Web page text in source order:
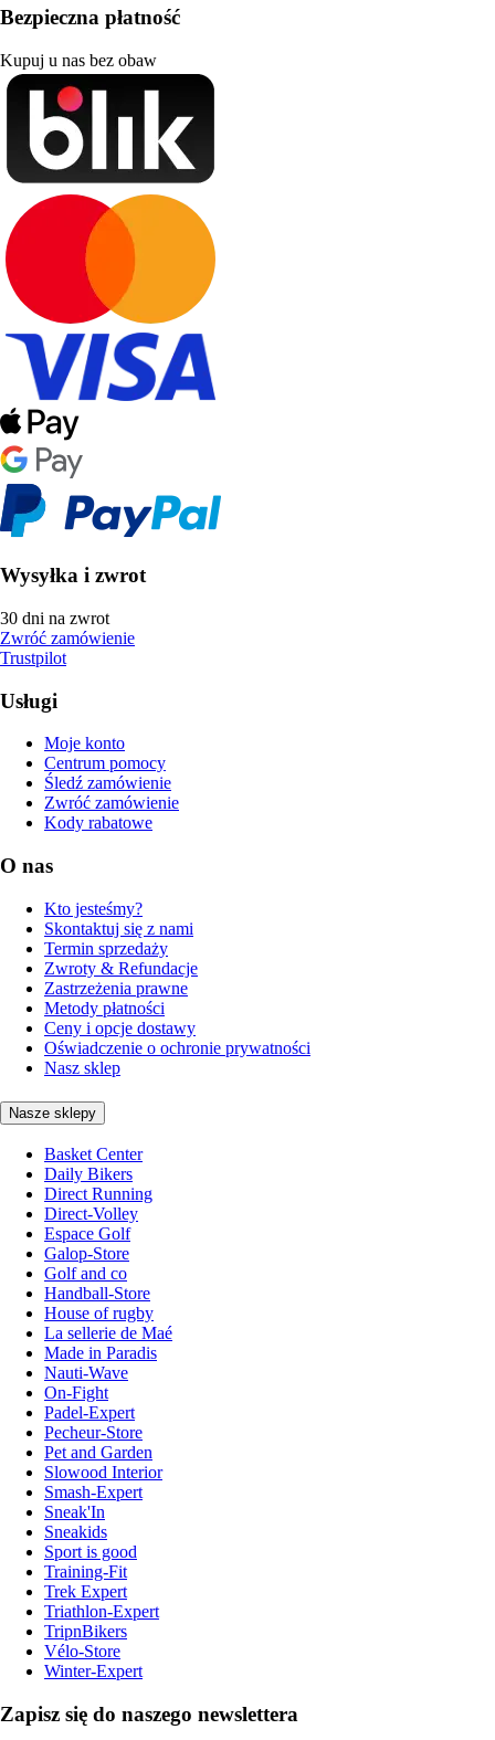
Bezpieczna płatność
Kupuj u nas bez obaw
Wysyłka i zwrot
30 dni na zwrot
Zwróć zamówienie
Trustpilot
Usługi
Moje konto
Centrum pomocy
Śledź zamówienie
Zwróć zamówienie
Kody rabatowe
O nas
Kto jesteśmy?
Skontaktuj się z nami
Termin sprzedaży
Zwroty & Refundacje
Zastrzeżenia prawne
Metody płatności
Ceny i opcje dostawy
Oświadczenie o ochronie prywatności
Nasz sklep
Nasze sklepy
Basket Center
Daily Bikers
Direct Running
Direct-Volley
Espace Golf
Galop-Store
Golf and co
Handball-Store
House of rugby
La sellerie de Maé
Made in Paradis
Nauti-Wave
On-Fight
Padel-Expert
Pecheur-Store
Pet and Garden
Slowood Interior
Smash-Expert
Sneak'In
Sneakids
Sport is good
Training-Fit
Trek Expert
Triathlon-Expert
TripnBikers
Vélo-Store
Winter-Expert
Zapisz się do naszego newslettera